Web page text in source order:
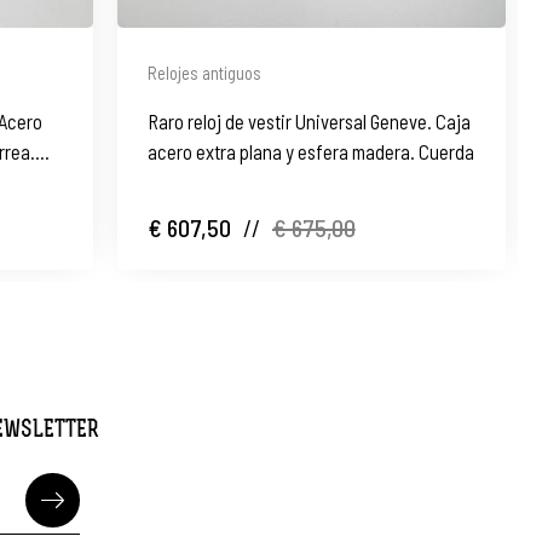
Relojes antiguos
Raro reloj de vestir Universal Geneve. Caja
acero extra plana y esfera madera. Cuerda
€ 607,50 // € 675,00